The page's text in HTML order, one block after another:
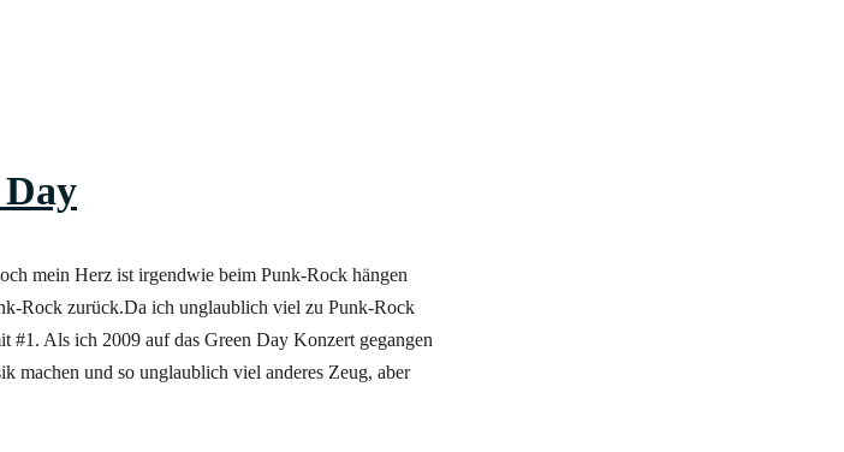
mein Herz ist irgendwie beim Punk-Rock hängen
Rock zurück.Da ich unglaublich viel zu Punk-Rock
#1. Als ich 2009 auf das Green Day Konzert gegangen
machen und so unglaublich viel anderes Zeug, aber